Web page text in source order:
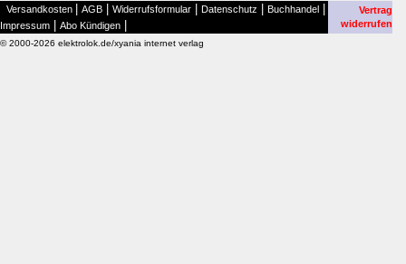
Versandkosten AGB Widerrufsformular Datenschutz Buchhandel
Impressum Abo Kündigen
Vertrag
widerrufen
© 2000-2026 elektrolok.de/xyania internet verlag